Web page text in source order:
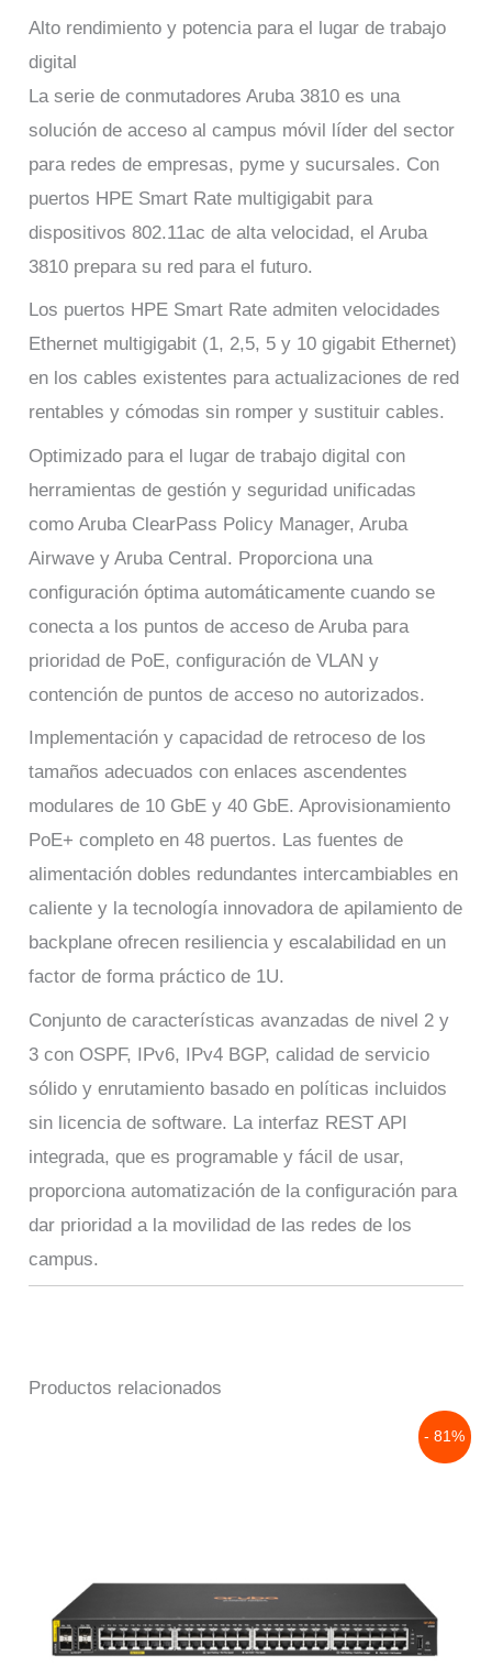
Alto rendimiento y potencia para el lugar de trabajo
digital
La serie de conmutadores Aruba 3810 es una
solución de acceso al campus móvil líder del sector
para redes de empresas, pyme y sucursales. Con
puertos HPE Smart Rate multigigabit para
dispositivos 802.11ac de alta velocidad, el Aruba
3810 prepara su red para el futuro.
Los puertos HPE Smart Rate admiten velocidades
Ethernet multigigabit (1, 2,5, 5 y 10 gigabit Ethernet)
en los cables existentes para actualizaciones de red
rentables y cómodas sin romper y sustituir cables.
Optimizado para el lugar de trabajo digital con
herramientas de gestión y seguridad unificadas
como Aruba ClearPass Policy Manager, Aruba
Airwave y Aruba Central. Proporciona una
configuración óptima automáticamente cuando se
conecta a los puntos de acceso de Aruba para
prioridad de PoE, configuración de VLAN y
contención de puntos de acceso no autorizados.
Implementación y capacidad de retroceso de los
tamaños adecuados con enlaces ascendentes
modulares de 10 GbE y 40 GbE. Aprovisionamiento
PoE+ completo en 48 puertos. Las fuentes de
alimentación dobles redundantes intercambiables en
caliente y la tecnología innovadora de apilamiento de
backplane ofrecen resiliencia y escalabilidad en un
factor de forma práctico de 1U.
Conjunto de características avanzadas de nivel 2 y
3 con OSPF, IPv6, IPv4 BGP, calidad de servicio
sólido y enrutamiento basado en políticas incluidos
sin licencia de software. La interfaz REST API
integrada, que es programable y fácil de usar,
proporciona automatización de la configuración para
dar prioridad a la movilidad de las redes de los
campus.
Productos relacionados
- 81%